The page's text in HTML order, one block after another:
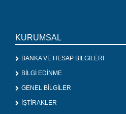
KURUMSAL
BANKA VE HESAP BİLGİLERİ
BİLGİ EDİNME
GENEL BİLGİLER
İŞTİRAKLER